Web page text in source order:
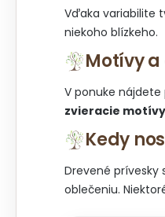
Vďaka variabilite
niekoho blízkeho.
Motívy
V ponuke
zvieracie motívy
Kedy
Drevené prívesky
oblečeniu.